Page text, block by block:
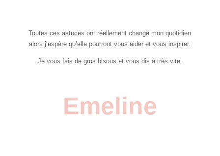
Toutes ces astuces ont réellement changé mon quotidien
alors j’espère qu’elle pourront vous aider et vous inspirer.
Je vous fais de gros bisous et vous dis à très vite,
Emeline